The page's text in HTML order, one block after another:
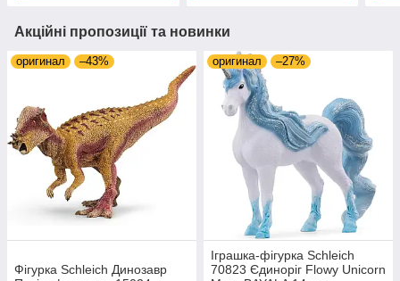
Акційні пропозиції та новинки
оригинал –43%
Фігурка Schleich Динозавр
оригинал –27%
Іграшка-фігурка Schleich
70823 Єдиноріг Flowy Unicorn